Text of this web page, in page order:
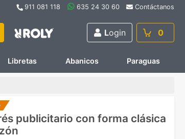
911 081 118 635 24 30 60 Contáctanos
Login 0
Libretas Abanicos Paraguas
publicitario con forma clásica